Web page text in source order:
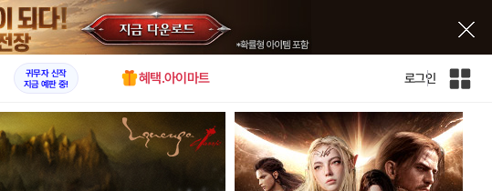
X
귀무자 신작
지금 예판 중!
혜택.아이마트 로그인
인
전
체
사
이
트